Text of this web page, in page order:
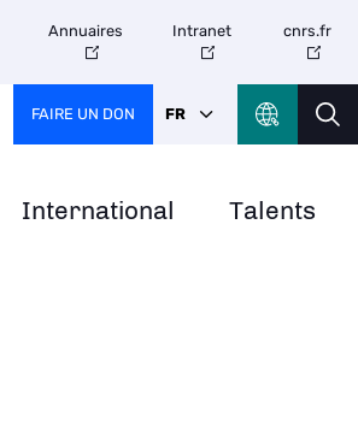
International Talents
Annuaires Intranet cnrs.fr
FAIRE UN DON FR